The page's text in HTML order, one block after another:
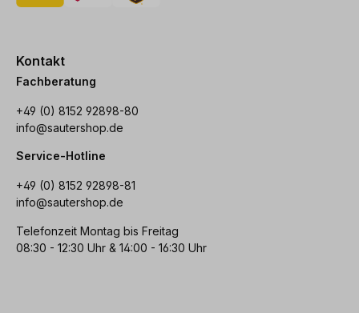
Kontakt
Fachberatung
+49 (0) 8152 92898-80
info@sautershop.de
Service-Hotline
+49 (0) 8152 92898-81
info@sautershop.de
Telefonzeit Montag bis Freitag
08:30 - 12:30 Uhr & 14:00 - 16:30 Uhr